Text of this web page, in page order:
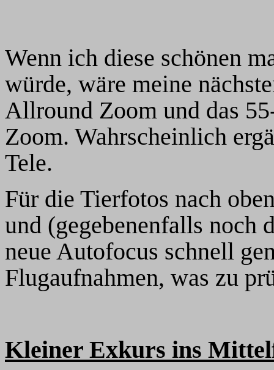
Wenn ich diese schönen
würde, wäre meine
Allround Zoom und das
Zoom. Wahrscheinlich
Tele.
Für die Tierfotos nach
und (gegebenenfalls noch
neue Autofocus schnell
Flugaufnahmen, was zu
Kleiner Exkurs ins